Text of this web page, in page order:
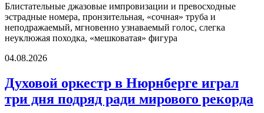
Блистательные джазовые импровизации и превосходные
эстрадные номера, пронзительная, «сочная» труба и
неподражаемый, мгновенно узнаваемый голос, слегка
неуклюжая походка, «мешковатая» фигура
04.08.2026
Духовой оркестр в Нюрнберге играл
три дня подряд ради мирового рекорда